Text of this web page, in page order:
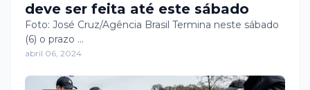
deve ser feita até este sábado
Foto: José Cruz/Agência Brasil Termina neste sábado
(6) o prazo …
abril 06, 2024